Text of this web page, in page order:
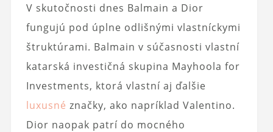
V skutočnosti dnes Balmain a Dior
fungujú pod úplne odlišnými vlastníckymi
štruktúrami. Balmain v súčasnosti vlastní
katarská investičná skupina Mayhoola for
Investments, ktorá vlastní aj ďalšie
luxusné značky, ako napríklad Valentino.
Dior naopak patrí do mocného